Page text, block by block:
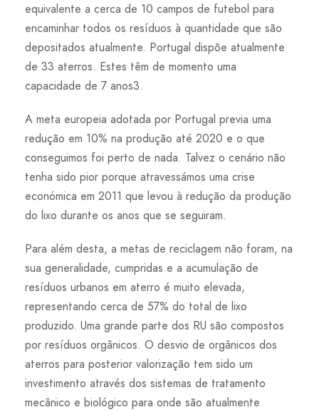
equivalente a cerca de 10 campos de futebol para
encaminhar todos os resíduos à quantidade que são
depositados atualmente. Portugal dispõe atualmente
de 33 aterros. Estes têm de momento uma
capacidade de 7 anos3.
A meta europeia adotada por Portugal previa uma
redução em 10% na produção até 2020 e o que
conseguimos foi perto de nada. Talvez o cenário não
tenha sido pior porque atravessámos uma crise
económica em 2011 que levou à redução da produção
do lixo durante os anos que se seguiram.
Para além desta, a metas de reciclagem não foram, na
sua generalidade, cumpridas e a acumulação de
resíduos urbanos em aterro é muito elevada,
representando cerca de 57% do total de lixo
produzido. Uma grande parte dos RU são compostos
por resíduos orgânicos. O desvio de orgânicos dos
aterros para posterior valorização tem sido um
investimento através dos sistemas de tratamento
mecânico e biológico para onde são atualmente